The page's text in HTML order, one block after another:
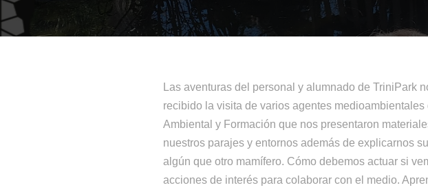
Las aventuras del personal y alumnado de TriniPark
recibido la visita de varios agentes
Ambiental y Formación que nos presentaron
nuestros parajes y entornos además de explicarnos
algún que otro mamífero. Cómo debemos actuar si
acciones de interés para colaborar con el medio.